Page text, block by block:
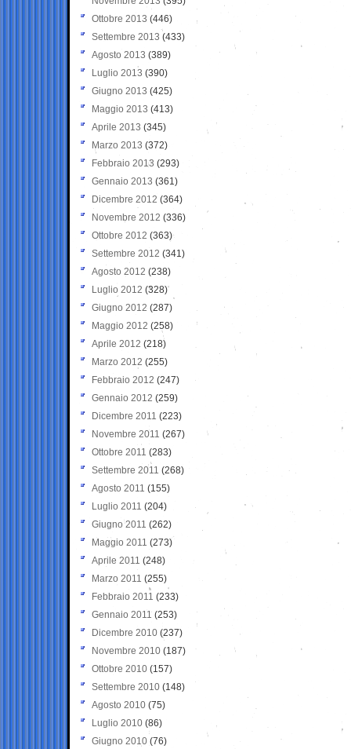
Ottobre 2013 (446)
Settembre 2013 (433)
Agosto 2013 (389)
Luglio 2013 (390)
Giugno 2013 (425)
Maggio 2013 (413)
Aprile 2013 (345)
Marzo 2013 (372)
Febbraio 2013 (293)
Gennaio 2013 (361)
Dicembre 2012 (364)
Novembre 2012 (336)
Ottobre 2012 (363)
Settembre 2012 (341)
Agosto 2012 (238)
Luglio 2012 (328)
Giugno 2012 (287)
Maggio 2012 (258)
Aprile 2012 (218)
Marzo 2012 (255)
Febbraio 2012 (247)
Gennaio 2012 (259)
Dicembre 2011 (223)
Novembre 2011 (267)
Ottobre 2011 (283)
Settembre 2011 (268)
Agosto 2011 (155)
Luglio 2011 (204)
Giugno 2011 (262)
Maggio 2011 (273)
Aprile 2011 (248)
Marzo 2011 (255)
Febbraio 2011 (233)
Gennaio 2011 (253)
Dicembre 2010 (237)
Novembre 2010 (187)
Ottobre 2010 (157)
Settembre 2010 (148)
Agosto 2010 (75)
Luglio 2010 (86)
Giugno 2010 (76)